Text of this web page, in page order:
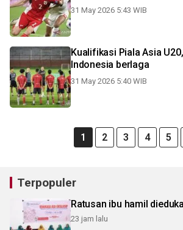
31 May 2026 5:43 WIB
Kualifikasi Piala Asia
Indonesia berlaga
31 May 2026 5:40 WIB
1 2 3 4 5
Terpopuler
Ratusan ibu hamil
23 jam lalu